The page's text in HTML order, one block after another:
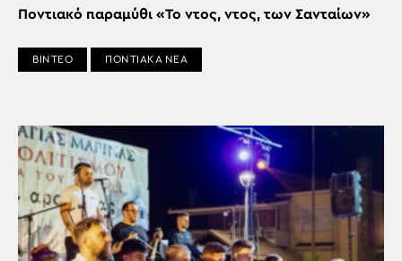
Ποντιακό παραμύθι «Το ντος, ντος, των Σανταίων»
ΒΙΝΤΕΟ ΠΟΝΤΙΑΚΑ ΝΕΑ